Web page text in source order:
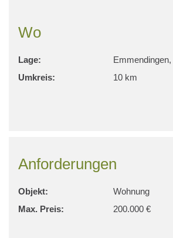
Wo
Lage:
Umkreis:
10 km
Anforderungen
Objekt:
Wohnung
Max. Preis:
200.000 €